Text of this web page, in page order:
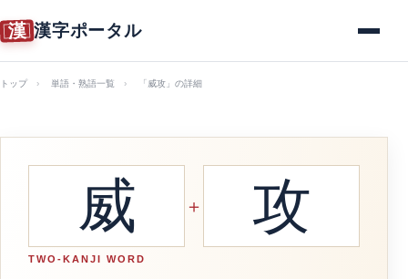
漢 漢字ポータル
トップ 単語・熟語一覧 「威攻」の詳細
威 ＋ 攻
TWO-KANJI WORD